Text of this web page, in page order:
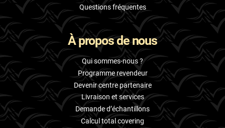
Seat
Skoda
Smart
Ssangyong
Subaru
Suzuki
Questions fréquentes
À propos de nous
Qui sommes-nous ?
Programme revendeur
Devenir centre partenaire
Livraison et services
Demande d’échantillons
Calcul total covering